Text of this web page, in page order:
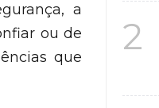
a
ou de
que
2